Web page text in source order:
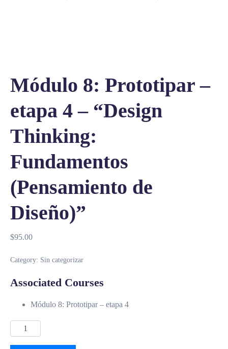
Módulo 8: Prototipar –
etapa 4 – “Design
Thinking:
Fundamentos
(Pensamiento de
Diseño)”
$95.00
Category: Sin categorizar
Associated Courses
Módulo 8: Prototipar – etapa 4